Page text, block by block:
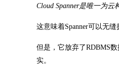
Cloud Spanner是唯一为
这意味着Spanner可以无
但是，它放弃了RDBMS
实。